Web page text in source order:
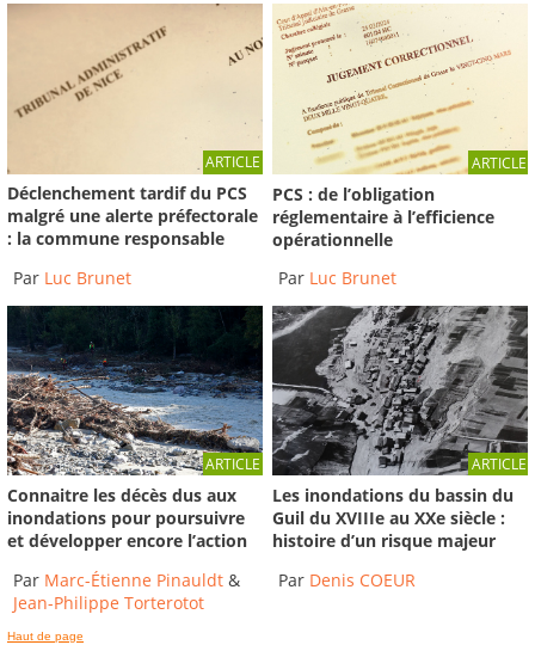
ARTICLE
Déclenchement tardif du PCS
malgré une alerte préfectorale
: la commune responsable
Par Luc Brunet
ARTICLE
PCS : de l’obligation
réglementaire à l’efficience
opérationnelle
Par Luc Brunet
ARTICLE
Connaitre les décès dus aux
inondations pour poursuivre
et développer encore l’action
Par Marc-Étienne Pinauldt &
Jean-Philippe Torterotot
ARTICLE
Les inondations du bassin du
Guil du XVIIIe au XXe siècle :
histoire d’un risque majeur
Par Denis COEUR
Haut de page